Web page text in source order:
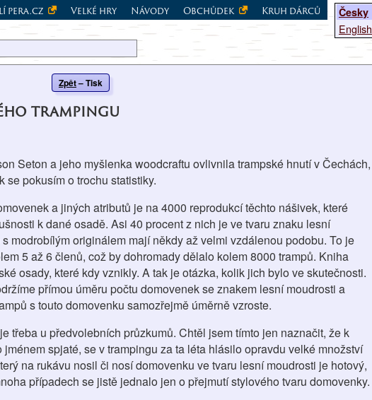
Česky
English
pera.cz Velké hry Návody Obchůdek Kruh dárců
Zpět–Tisk
trampingu
Seton a jeho myšlenka woodcraftu ovlivnila trampské hnutí v Čechách,
se pokusím o trochu statistiky.
a jiných atributů je na 4000 reprodukcí těchto nášivek, které
k dané osadě. Asi 40 procent z nich je ve tvaru znaku lesní
modrobílým originálem mají někdy až velmi vzdálenou podobu. To je
5 až 6 členů, což by dohromady dělalo kolem 8000 trampů. Kniha
osady, které kdy vznikly. A tak je otázka, kolik jich bylo ve skutečnosti.
přímou úměru počtu domovenek se znakem lesní moudrosti a
s touto domovenku samozřejmě úměrně vzroste.
třeba u předvolebních průzkumů. Chtěl jsem tímto jen naznačit, že k
spjaté, se v trampingu za ta léta hlásilo opravdu velké množství
na rukávu nosil či nosí domovenku ve tvaru lesní moudrosti je hotový,
případech se jistě jednalo jen o přejmutí stylového tvaru domovenky.